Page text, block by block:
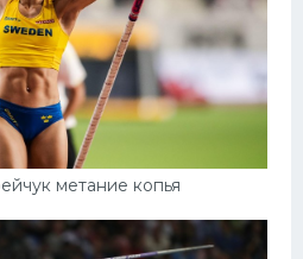
метание копья